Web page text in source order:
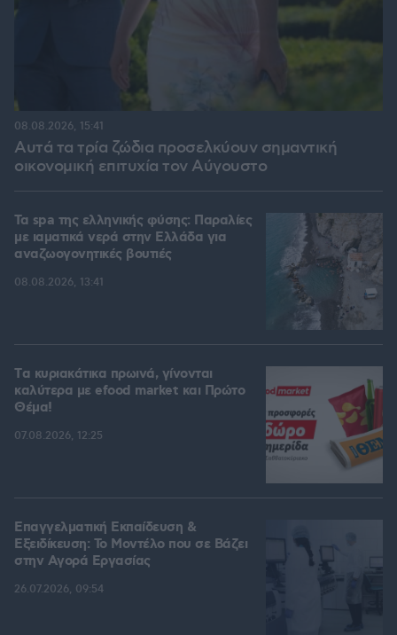
Αυτά τα τρία ζώδια προσελκύουν σημαντική
οικονομική επιτυχία τον Αύγουστο
08.08.2026, 15:41
Τα spa της ελληνικής φύσης: Παραλίες
με ιαματικά νερά στην Ελλάδα για
αναζωογονητικές βουτιές
08.08.2026, 13:41
Tα κυριακάτικα πρωινά, γίνονται
καλύτερα με efood market και Πρώτο
Θέμα!
07.08.2026, 12:25
Επαγγελματική Εκπαίδευση &
Εξειδίκευση: Το Mοντέλο που σε Bάζει
στην Aγορά Eργασίας
26.07.2026, 09:54